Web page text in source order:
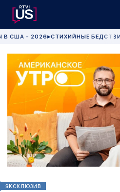
В США - 2026 ▶СТИХИЙНЫЕ
ЭКСКЛЮЗИВ